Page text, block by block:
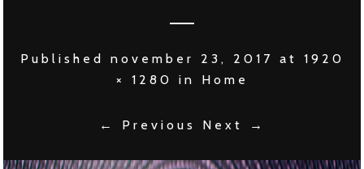
Published november 23, 2017 at 1920
× 1280
in Home
← Previous Next →